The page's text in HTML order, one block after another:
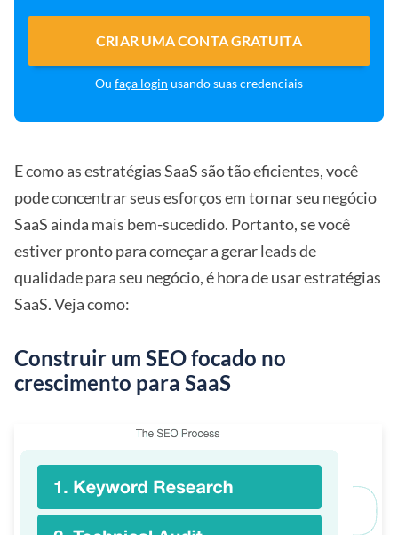
CRIAR UMA CONTA GRATUITA
Ou faça login usando suas credenciais
E como as estratégias SaaS são tão eficientes, você
pode concentrar seus esforços em tornar seu negócio
SaaS ainda mais bem-sucedido. Portanto, se você
estiver pronto para começar a gerar leads de
qualidade para seu negócio, é hora de usar estratégias
SaaS. Veja como:
Construir um SEO focado no
crescimento para SaaS